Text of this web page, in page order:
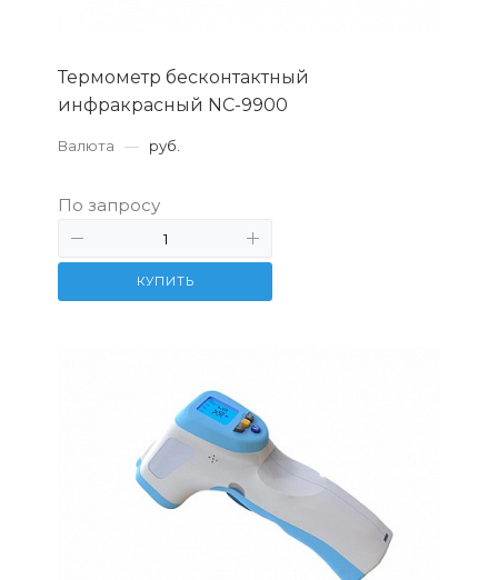
Термометр бесконтактный
инфракрасный NC-9900
Валюта — руб.
По запросу
КУПИТЬ